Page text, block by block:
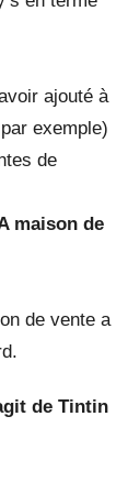
ajouté à
exemple)
de
maison de
de vente a
de Tintin